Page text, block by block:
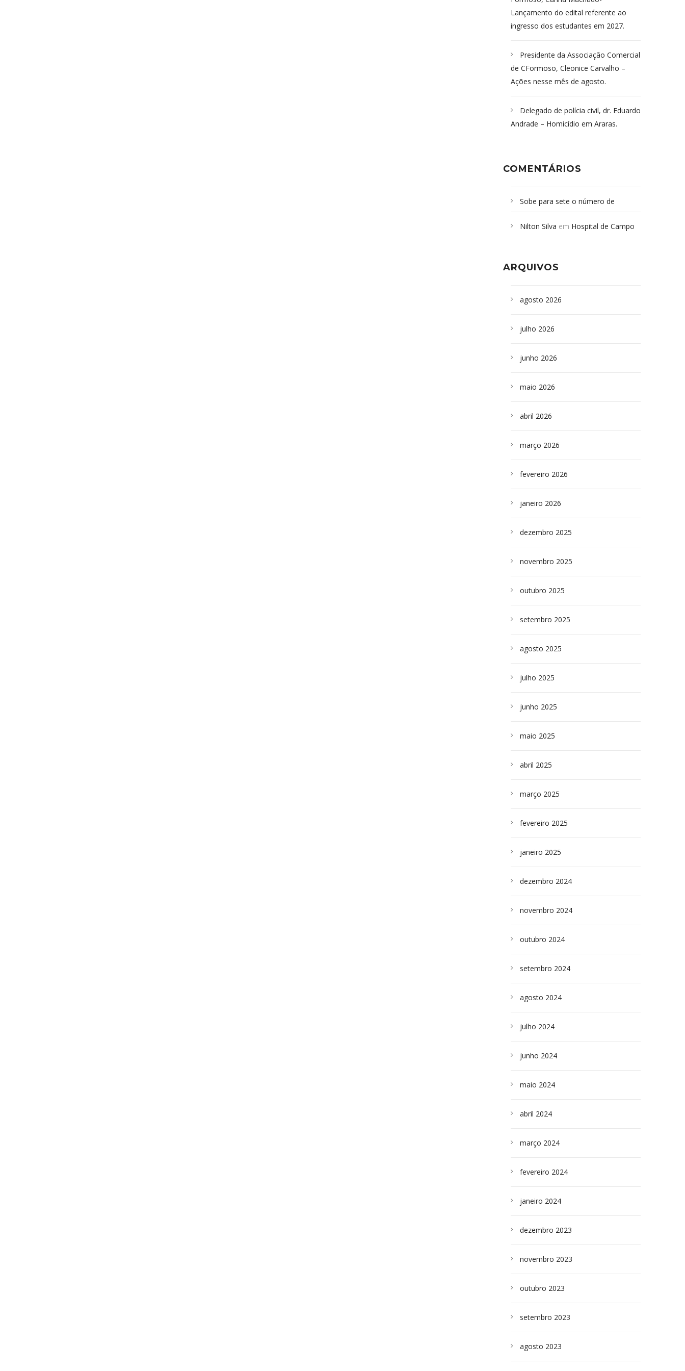
Lançamento do edital referente ao
ingresso dos estudantes em 2027.
Presidente da Associação Comercial
de CFormoso, Cleonice Carvalho –
Ações nesse mês de agosto.
Delegado de polícia civil, dr. Eduardo
Andrade – Homicídio em Araras.
COMENTÁRIOS
Sobe para sete o número de
desabamento em São Paulo - Revista
sepultados em SP
Nilton Silva em Hospital de Campo
ARQUIVOS
agosto 2026
julho 2026
junho 2026
maio 2026
abril 2026
março 2026
fevereiro 2026
janeiro 2026
dezembro 2025
novembro 2025
outubro 2025
setembro 2025
agosto 2025
julho 2025
junho 2025
maio 2025
abril 2025
março 2025
fevereiro 2025
janeiro 2025
dezembro 2024
novembro 2024
outubro 2024
setembro 2024
agosto 2024
julho 2024
junho 2024
maio 2024
abril 2024
março 2024
fevereiro 2024
janeiro 2024
dezembro 2023
novembro 2023
outubro 2023
setembro 2023
agosto 2023